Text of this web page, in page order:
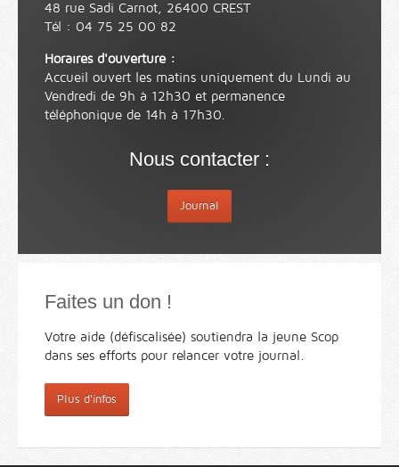
48 rue Sadi Carnot, 26400 CREST
Tél : 04 75 25 00 82
Horaires d'ouverture :
Accueil ouvert les matins uniquement du Lundi au
Vendredi de 9h à 12h30 et permanence
téléphonique de 14h à 17h30.
Nous contacter :
Journal
Faites un don !
Votre aide (défiscalisée) soutiendra la jeune Scop
dans ses efforts pour relancer votre journal.
Plus d'infos